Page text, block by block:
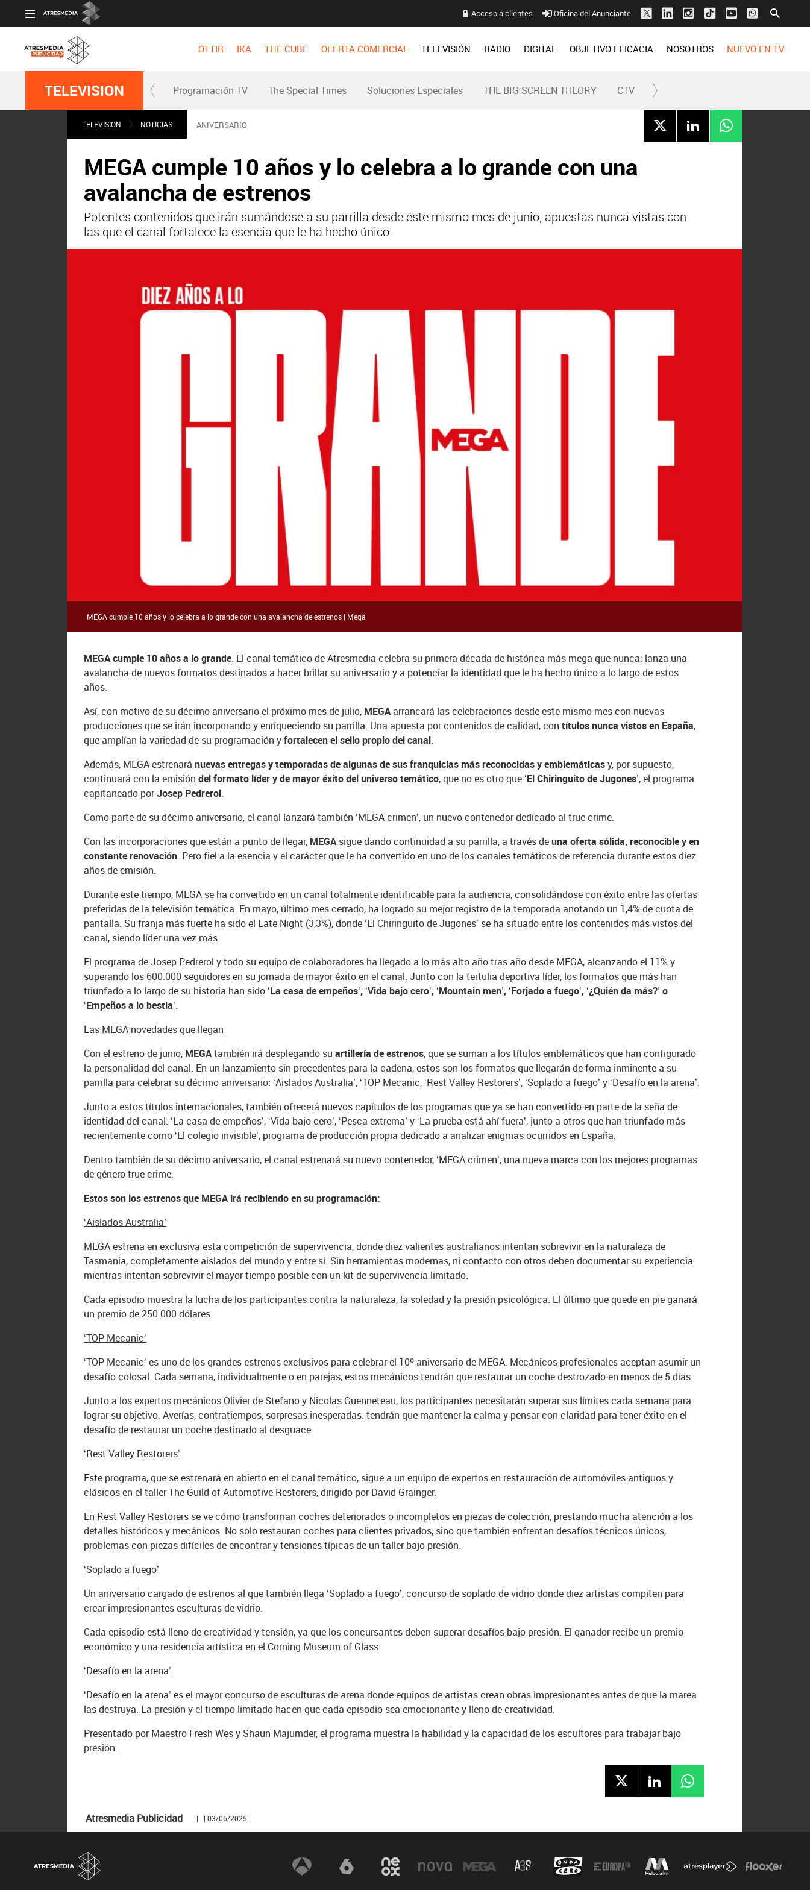
Acceso a clientes Oficina del Anunciante
OTTIR IKA THE CUBE OFERTA COMERCIAL TELEVISIÓN RADIO DIGITAL OBJETIVO EFICACIA NOSOTROS NUEVO EN TV
TELEVISION Programación TV The Special Times Soluciones Especiales THE BIG SCREEN THEORY CTV
TELEVISION NOTICIAS ANIVERSARIO
MEGA cumple 10 años y lo celebra a lo grande con una
avalancha de estrenos
Potentes contenidos que irán sumándose a su parrilla desde este mismo mes de junio, apuestas nunca vistas con
las que el canal fortalece la esencia que le ha hecho único.
MEGA cumple 10 años y lo celebra a lo grande con una avalancha de estrenos | Mega
MEGA cumple 10 años a lo grande. El canal temático de Atresmedia celebra su primera década de histórica más mega que nunca: lanza una
avalancha de nuevos formatos destinados a hacer brillar su aniversario y a potenciar la identidad que le ha hecho único a lo largo de estos
años.
Así, con motivo de su décimo aniversario el próximo mes de julio, MEGAarrancará las celebraciones desde este mismo mes con nuevas
producciones que se irán incorporando y enriqueciendo su parrilla. Una apuesta por contenidos de calidad, contítulos nunca vistos en España,
que amplían la variedad de su programación yfortalecen el sello propio del canal.
Además, MEGA estrenará nuevas entregas y temporadas de algunas de sus franquicias más reconocidas y emblemáticasy, por supuesto,
continuará con la emisióndel formato líder y de mayor éxito del universo temático, que no es otro que ‘El Chiringuito de Jugones’, el programa
capitaneado porJosep Pedrerol.
Como parte de su décimo aniversario, el canal lanzará también ‘MEGA crimen’, un nuevo contenedor dedicado al true crime.
Con las incorporaciones que están a punto de llegar, MEGA sigue dando continuidad a su parrilla, a través deuna oferta sólida, reconocible y en
constante renovación. Pero fiel a la esencia y el carácter que le ha convertido en uno de los canales temáticos de referencia durante estos diez
años de emisión.
Durante este tiempo, MEGA se ha convertido en un canal totalmente identificable para la audiencia, consolidándose con éxito entre las ofertas
preferidas de la televisión temática. En mayo, último mes cerrado, ha logrado su mejor registro de la temporada anotando un 1,4% de cuota de
pantalla. Su franja más fuerte ha sido el Late Night (3,3%), donde ‘El Chiringuito de Jugones’ se ha situado entre los contenidos más vistos del
canal, siendo líder una vez más.
El programa de Josep Pedrerol y todo su equipo de colaboradores ha llegado a lo más alto año tras año desde MEGA, alcanzando el 11% y
superando los 600.000 seguidores en su jornada de mayor éxito en el canal. Junto con la tertulia deportiva líder, los formatos que más han
triunfado a lo largo de su historia han sido ‘La casa de empeños’, ‘Vida bajo cero’, ‘Mountain men’, ‘Forjado a fuego’, ‘¿Quién da más?’ o
‘Empeños a lo bestia’.
Las MEGA novedades que llegan
Con el estreno de junio, MEGAtambién irá desplegando su artillería de estrenos, que se suman a los títulos emblemáticos que han configurado
la personalidad del canal. En un lanzamiento sin precedentes para la cadena, estos son los formatos que llegarán de forma inminente a su
parrilla para celebrar su décimo aniversario: ‘Aislados Australia’, ‘TOP Mecanic, ‘Rest Valley Restorers’, ‘Soplado a fuego’ y ‘Desafío en la arena’.
Junto a estos títulos internacionales, también ofrecerá nuevos capítulos de los programas que ya se han convertido en parte de la seña de
identidad del canal: ‘La casa de empeños’, ‘Vida bajo cero’, ‘Pesca extrema’ y ‘La prueba está ahí fuera’, junto a otros que han triunfado más
recientemente como ‘El colegio invisible’, programa de producción propia dedicado a analizar enigmas ocurridos en España.
Dentro también de su décimo aniversario, el canal estrenará su nuevo contenedor, ‘MEGA crimen’, una nueva marca con los mejores programas
de género true crime.
Estos son los estrenos que MEGA irá recibiendo en su programación:
‘Aislados Australia’
MEGA estrena en exclusiva esta competición de supervivencia, donde diez valientes australianos intentan sobrevivir en la naturaleza de
Tasmania, completamente aislados del mundo y entre sí. Sin herramientas modernas, ni contacto con otros deben documentar su experiencia
mientras intentan sobrevivir el mayor tiempo posible con un kit de supervivencia limitado.
Cada episodio muestra la lucha de los participantes contra la naturaleza, la soledad y la presión psicológica. El último que quede en pie ganará
un premio de 250.000 dólares.
‘TOP Mecanic’
‘TOP Mecanic’ es uno de los grandes estrenos exclusivos para celebrar el 10º aniversario de MEGA. Mecánicos profesionales aceptan asumir un
desafío colosal. Cada semana, individualmente o en parejas, estos mecánicos tendrán que restaurar un coche destrozado en menos de 5 días.
Junto a los expertos mecánicos Olivier de Stefano y Nicolas Guenneteau, los participantes necesitarán superar sus límites cada semana para
lograr su objetivo. Averías, contratiempos, sorpresas inesperadas: tendrán que mantener la calma y pensar con claridad para tener éxito en el
desafío de restaurar un coche destinado al desguace
‘Rest Valley Restorers’
Este programa, que se estrenará en abierto en el canal temático, sigue a un equipo de expertos en restauración de automóviles antiguos y
clásicos en el taller The Guild of Automotive Restorers, dirigido por David Grainger.
En Rest Valley Restorers se ve cómo transforman coches deteriorados o incompletos en piezas de colección, prestando mucha atención a los
detalles históricos y mecánicos. No solo restauran coches para clientes privados, sino que también enfrentan desafíos técnicos únicos,
problemas con piezas difíciles de encontrar y tensiones típicas de un taller bajo presión.
‘Soplado a fuego’
Un aniversario cargado de estrenos al que también llega ‘Soplado a fuego’, concurso de soplado de vidrio donde diez artistas compiten para
crear impresionantes esculturas de vidrio.
Cada episodio está lleno de creatividad y tensión, ya que los concursantes deben superar desafíos bajo presión. El ganador recibe un premio
económico y una residencia artística en el Corning Museum of Glass.
‘Desafío en la arena’
‘Desafío en la arena’ es el mayor concurso de esculturas de arena donde equipos de artistas crean obras impresionantes antes de que la marea
las destruya. La presión y el tiempo limitado hacen que cada episodio sea emocionante y lleno de creatividad.
Presentado por Maestro Fresh Wes y Shaun Majumder, el programa muestra la habilidad y la capacidad de los escultores para trabajar bajo
presión.
Atresmedia Publicidad | | 03/06/2025